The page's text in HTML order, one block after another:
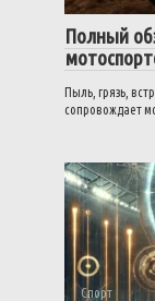
Полный
Пыль, грязь,
сопровождает
Спорт